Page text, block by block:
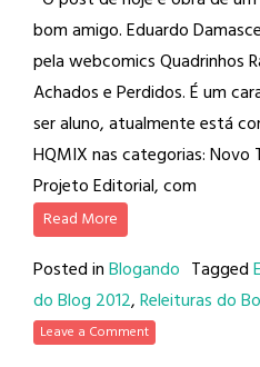
bom amigo. Eduardo
pela webcomics Quadrinhos
Achados e Perdidos. É um
ser aluno, atualmente está
HQMIX nas categorias: Novo
Projeto Editorial, com
Read More
Posted inBlogando Tagged
do Blog 2012,Releituras do
Leave a Comment